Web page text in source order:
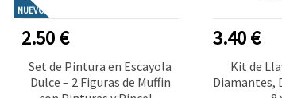
NUEVO
2.50 €
Set de Pintura en Escayola
Dulce – 2 Figuras de Muffin
3.40 €
Kit de
Diamantes,